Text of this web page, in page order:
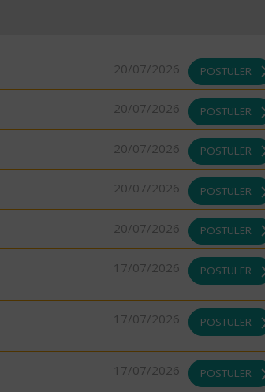
20/07/2026 POSTULER
20/07/2026 POSTULER
20/07/2026 POSTULER
20/07/2026 POSTULER
20/07/2026 POSTULER
17/07/2026 POSTULER
17/07/2026 POSTULER
17/07/2026 POSTULER